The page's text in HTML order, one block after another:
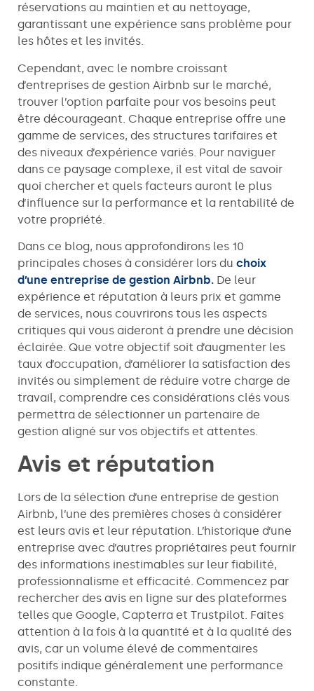
réservations au maintien et au nettoyage,
garantissant une expérience sans problème pour
les hôtes et les invités.
Cependant, avec le nombre croissant
d’entreprises de gestion Airbnb sur le marché,
trouver l’option parfaite pour vos besoins peut
être décourageant. Chaque entreprise offre une
gamme de services, des structures tarifaires et
des niveaux d’expérience variés. Pour naviguer
dans ce paysage complexe, il est vital de savoir
quoi chercher et quels facteurs auront le plus
d’influence sur la performance et la rentabilité de
votre propriété.
Dans ce blog, nous approfondirons les 10
principales choses à considérer lors du choix
d’une entreprise de gestion Airbnb. De leur
expérience et réputation à leurs prix et gamme
de services, nous couvrirons tous les aspects
critiques qui vous aideront à prendre une décision
éclairée. Que votre objectif soit d’augmenter les
taux d’occupation, d’améliorer la satisfaction des
invités ou simplement de réduire votre charge de
travail, comprendre ces considérations clés vous
permettra de sélectionner un partenaire de
gestion aligné sur vos objectifs et attentes.
Avis et réputation
Lors de la sélection d’une entreprise de gestion
Airbnb, l’une des premières choses à considérer
est leurs avis et leur réputation. L’historique d’une
entreprise avec d’autres propriétaires peut fournir
des informations inestimables sur leur fiabilité,
professionnalisme et efficacité. Commencez par
rechercher des avis en ligne sur des plateformes
telles que Google, Capterra et Trustpilot. Faites
attention à la fois à la quantité et à la qualité des
avis, car un volume élevé de commentaires
positifs indique généralement une performance
constante.